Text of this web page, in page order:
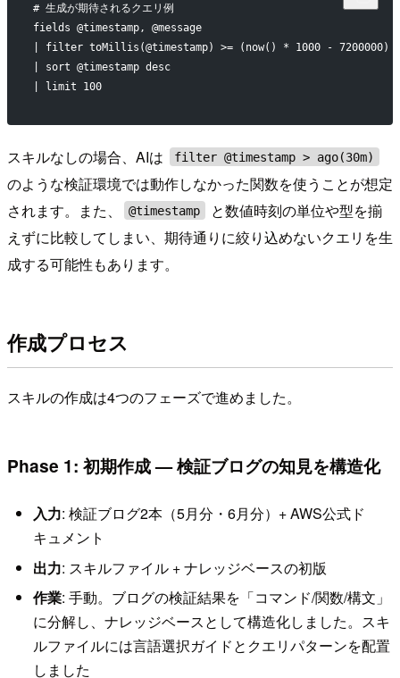
# 生成が期待されるクエリ例
fields @timestamp, @message
| filter toMillis(@timestamp) >= (now() * 1000 - 7200000)
| sort @timestamp desc
| limit 100
スキルなしの場合、AIは filter @timestamp > ago(30m)
のような検証環境では動作しなかった関数を使うことが想定
されます。また、
@timestamp
と数値時刻の単位や型を揃
えずに比較してしまい、期待通りに絞り込めないクエリを生
成する可能性もあります。
作成プロセス
スキルの作成は4つのフェーズで進めました。
Phase 1: 初期作成 — 検証ブログの知見を構造化
入力: 検証ブログ2本（5月分・6月分）+ AWS公式ド
キュメント
出力: スキルファイル + ナレッジベースの初版
作業: 手動。ブログの検証結果を「コマンド/関数/構文」
に分解し、ナレッジベースとして構造化しました。スキ
ルファイルには言語選択ガイドとクエリパターンを配置
しました